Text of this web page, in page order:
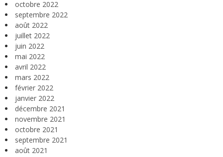
octobre 2022
septembre 2022
août 2022
juillet 2022
juin 2022
mai 2022
avril 2022
mars 2022
février 2022
janvier 2022
décembre 2021
novembre 2021
octobre 2021
septembre 2021
août 2021